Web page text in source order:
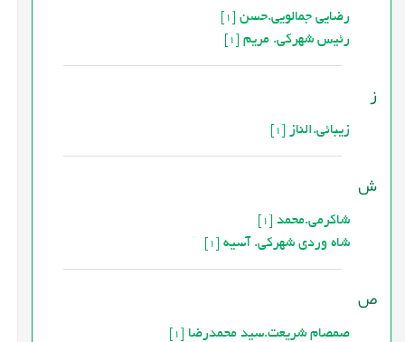
رضایی جمالویی.حسن[1]
رئیس شهرکی. مریم[1]
ز
زیبائی.الناز
ش
شاکرمی.محمد[1]
شاه وردی شهرکی. آسیه[1]
ص
صمصام شریعت.سید محمدرضا